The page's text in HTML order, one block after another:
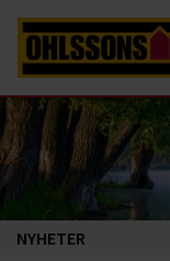
NYHETER